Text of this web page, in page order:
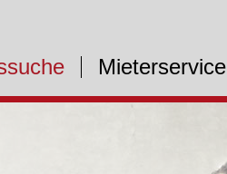
Mieterservice